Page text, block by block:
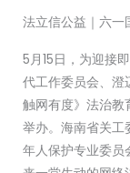
法立信公益｜六一
5月15日，为迎接
代工作委员会、澄
触网有度》法治教
举办。海南省关工
年人保护专业委员